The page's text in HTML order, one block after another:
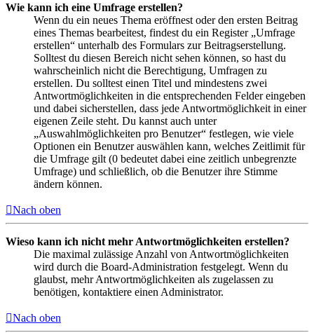
Wie kann ich eine Umfrage erstellen?
Wenn du ein neues Thema eröffnest oder den ersten Beitrag
eines Themas bearbeitest, findest du ein Register „Umfrage
erstellen“ unterhalb des Formulars zur Beitragserstellung.
Solltest du diesen Bereich nicht sehen können, so hast du
wahrscheinlich nicht die Berechtigung, Umfragen zu
erstellen. Du solltest einen Titel und mindestens zwei
Antwortmöglichkeiten in die entsprechenden Felder eingeben
und dabei sicherstellen, dass jede Antwortmöglichkeit in einer
eigenen Zeile steht. Du kannst auch unter
„Auswahlmöglichkeiten pro Benutzer“ festlegen, wie viele
Optionen ein Benutzer auswählen kann, welches Zeitlimit für
die Umfrage gilt (0 bedeutet dabei eine zeitlich unbegrenzte
Umfrage) und schließlich, ob die Benutzer ihre Stimme
ändern können.
Nach oben
Wieso kann ich nicht mehr Antwortmöglichkeiten erstellen?
Die maximal zulässige Anzahl von Antwortmöglichkeiten
wird durch die Board-Administration festgelegt. Wenn du
glaubst, mehr Antwortmöglichkeiten als zugelassen zu
benötigen, kontaktiere einen Administrator.
Nach oben